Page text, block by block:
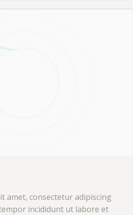
amet, consectetur adipiscing
incididunt ut labore et